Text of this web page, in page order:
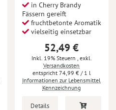
in Cherry Brandy
Fässern gereift
fruchtbetonte Aromatik
vielseitig einsetzbar
52,49 €
Inkl. 19% Steuern , exkl.
Versandkosten
74,99 €/ 1 l
Informationen zur Lebensmittel
Kennzeichnung
Details